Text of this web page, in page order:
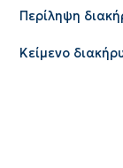
Περίληψη
Κείμενο